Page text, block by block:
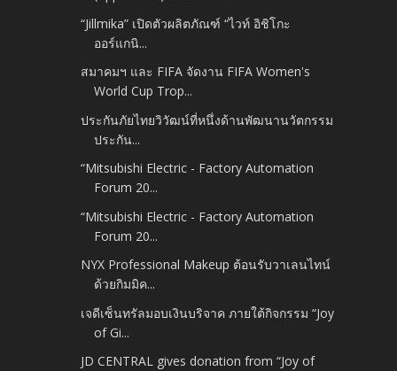
“Jillmika” เปิดตัวผลิตภัณฑ์ “ไวท์ อิชิโกะ
ออร์แกนิ...
สมาคมฯ และ FIFA จัดงาน FIFA Women's
World Cup Trop...
ประกันภัยไทยวิวัฒน์ที่หนึ่งด้านพัฒนานวัตกรรม
ประกัน...
“Mitsubishi Electric - Factory Automation
Forum 20...
“Mitsubishi Electric - Factory Automation
Forum 20...
NYX Professional Makeup ต้อนรับวาเลนไทน์
ด้วยกิมมิค...
เจดีเซ็นทรัลมอบเงินบริจาค ภายใต้กิจกรรม “Joy
of Gi...
JD CENTRAL gives donation from “Joy of